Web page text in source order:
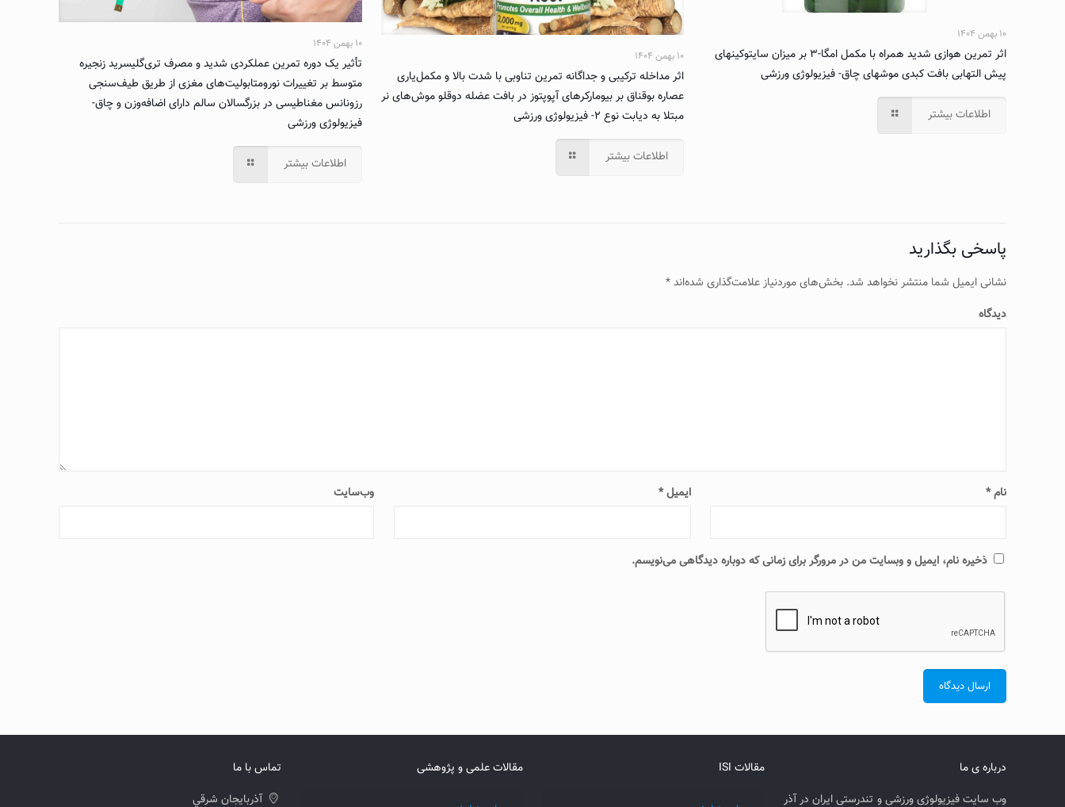
۱۰ بهمن ۱۴۰۴
اثر تمرین هوازی شدید همراه با مکمل امگا-۳ بر میزان سایتوکینهای
پیش التهابی بافت کبدی موشهای چاق- فیزیولوژی ورزشی
اطلاعات بیشتر
۱۰ بهمن ۱۴۰۴
اثر مداخله ترکیبی و جداگانه تمرین تناوبی با شدت بالا و مکمل‌یاری
عصاره بوقناق بر بیومارکرهای آپوپتوز در بافت عضله دوقلو موش‌های نر
مبتلا به دیابت نوع ۲- فیزیولوژی ورزشی
اطلاعات بیشتر
۱۰ بهمن ۱۴۰۴
تأثیر یک دوره تمرین عملکردی شدید و مصرف تری‌گلیسرید زنجیره
متوسط بر تغییرات نورومتابولیت‌های مغزی از طریق طیف‌سنجی
رزونانس مغناطیسی در بزرگسالان سالم دارای اضافه‌وزن و چاق-
فیزیولوژی ورزشی
اطلاعات بیشتر
پاسخی بگذارید
نشانی ایمیل شما منتشر نخواهد شد. بخش‌های موردنیاز علامت‌گذاری شده‌اند*
دیدگاه
نام* ایمیل* وب‌سایت
ذخیره نام، ایمیل و وبسایت من در مرورگر برای زمانی که دوباره دیدگاهی می‌نویسم.
درباره ی ما
وب سایت فیزیولوژی ورزشی و تندرستی ایران در آذر
مقالات ISI مقالات علمی و پژوهشی
تماس با ما
آذربايجان شرقي